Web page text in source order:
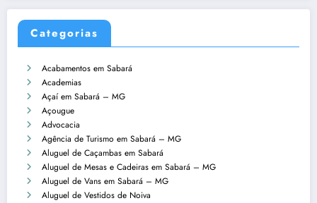
Categorias
Acabamentos em Sabará
Academias
Açaí em Sabará – MG
Açougue
Advocacia
Agência de Turismo em Sabará – MG
Aluguel de Caçambas em Sabará
Aluguel de Mesas e Cadeiras em Sabará – MG
Aluguel de Vans em Sabará – MG
Aluguel de Vestidos de Noiva